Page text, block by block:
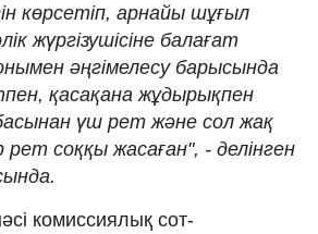
көрсетіп, арнайы шұғыл
жүргізушісіне балағат
әңгімелесу барысында
қасақана жұдырықпен
үш рет және сол жақ
рет соққы жасаған", - делінген
комиссиялық сот-